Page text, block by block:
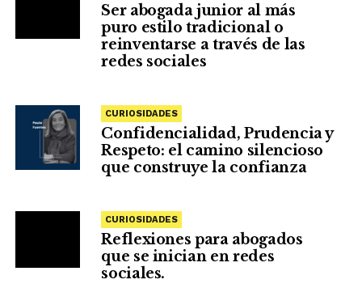
Ser abogada junior al más
puro estilo tradicional o
reinventarse a través de las
redes sociales
CURIOSIDADES
Confidencialidad, Prudencia y
Respeto: el camino silencioso
que construye la confianza
CURIOSIDADES
Reflexiones para abogados
que se inician en redes
sociales.